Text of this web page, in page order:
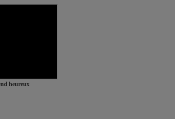
heureux